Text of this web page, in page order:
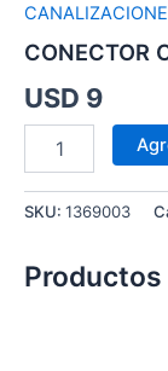
CONECTOR
USD 9
SKU: 1369003